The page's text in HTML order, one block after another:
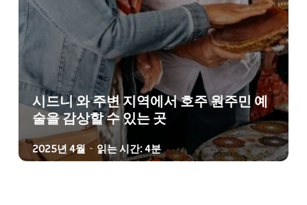
시드니 와 주변 지역에서 호주 원주민 예
술을 감상할 수 있는 곳
2025년 4월 - 읽는 시간: 4분